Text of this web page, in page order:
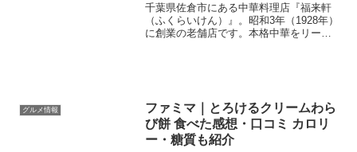
千葉県佐倉市にある中華料理店『福来軒
（ふくらいけん）』。昭和3年（1928年）
に創業の老舗店です。本格中華をリーズ
グルメ情報
ファミマ｜とろけるクリームわら
び餅 食べた感想・口コミ カロリ
ー・糖質も紹介